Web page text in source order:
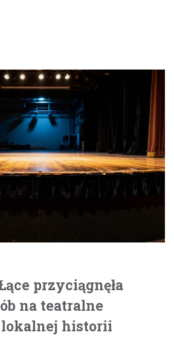
przyciągnęła
na teatralne
historii